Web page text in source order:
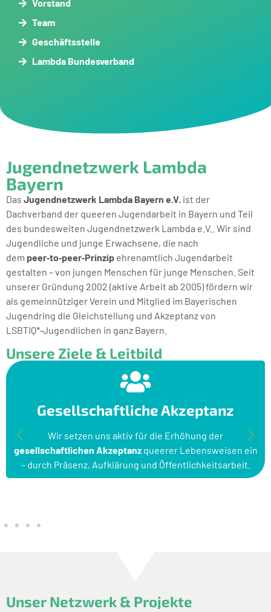
Vorstand
Team
Geschäftsstelle
Lambda Bundesverband
Jugendnetzwerk Lambda
Bayern
Das Jugendnetzwerk Lambda Bayern e.V. ist der
Dachverband der queeren Jugendarbeit in Bayern und Teil
des bundesweiten Jugendnetzwerk Lambda e.V.. Wir sind
Jugendliche und junge Erwachsene, die nach
dem peer‑to‑peer‑Prinzip ehrenamtlich Jugendarbeit
gestalten – von jungen Menschen für junge Menschen. Seit
unserer Gründung 2002 (aktive Arbeit ab 2005) fördern wir
als gemeinnütziger Verein und Mitglied im Bayerischen
Jugendring die Gleichstellung und Akzeptanz von
LSBTIQ*‑Jugendlichen in ganz Bayern.
Unsere Ziele & Leitbild
Gesellschaftliche Akzeptanz
Wir setzen uns aktiv für die Erhöhung der
gesellschaftlichen Akzeptanzqueerer Lebensweisen ein
– durch Präsenz, Aufklärung und Öffentlichkeitsarbeit.
Unser Netzwerk & Projekte